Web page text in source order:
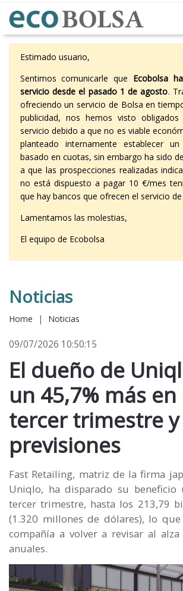
Estimado usuario,
Sentimos comunicarle que Ecobolsa
servicio desde el pasado 1 de agosto.
ofreciendo un servicio de Bolsa en
publicidad, nos hemos visto
servicio debido a que no es viable
planteado internamente establecer
basado en cuotas, sin embargo ha sido
a que las prospecciones realizadas
no está dispuesto a pagar 10 €/mes
que hay bancos que ofrecen el servicio
Lamentamos las molestias,
El equipo de Ecobolsa
Noticias
Home | Noticias
09/07/2026 10:50:15
El dueño de
un 45,7% más en
tercer trimestre y
previsiones
Fast Retailing, matriz de la firma
Uniqlo, ha disparado su beneficio
tercer trimestre, hasta los 213,79
(1.320 millones de dólares), lo
compañía a volver a revisar al alza
anuales.